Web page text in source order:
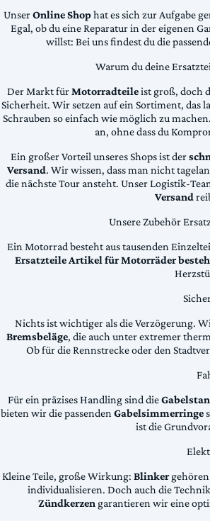
UnserOnline Shophat es sich zur Aufgabe
Egal, ob du eine Reparatur in der eigenen
willst: Bei uns findest du die
Warum du deine
Der Markt fürMotorradteileist groß, doch
Sicherheit. Wir setzen auf ein Sortiment, das
Schrauben so einfach wie möglich zu
an, ohne dass du
Ein großer Vorteil unseres Shops ist der
Versand. Wir wissen, dass man nicht
die nächste Tour ansteht. Unser Logistik-
Versand
Unsere Zubehör
Ein Motorrad besteht aus tausenden
Ersatzteile Artikel für Motorräder
Nichts ist wichtiger als die Verzögerung.
Bremsbeläge, die auch unter extremer
Ob für die Rennstrecke oder den
Für ein präzises Handling sind die
bieten wir die passendenGabelsimmerringe
ist die
Kleine Teile, große Wirkung: Blinker
individualisieren. Doch auch die
Zündkerzen garantieren wir eine